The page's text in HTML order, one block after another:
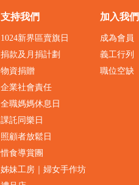
支持我們
1024新界區賣旗日
捐款及月捐計劃
物資捐贈
企業社會責任
全職媽媽休息日
課託同樂日
照顧者放鬆日
惜食導賞團
姊妹工房｜婦女手作坊
加入我們
成為會員
義工行列
職位空缺